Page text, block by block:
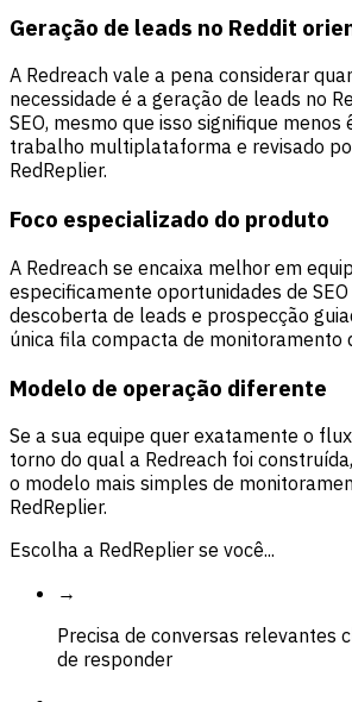
Geração de leads no Reddit
A Redreach vale a pena considerar
necessidade é a geração de leads no
SEO, mesmo que isso signifique
trabalho multiplataforma e revisado
RedReplier.
Foco especializado do produto
A Redreach se encaixa melhor em
especificamente oportunidades de SEO
descoberta de leads e prospecção
única fila compacta de monitoramento
Modelo de operação diferente
Se a sua equipe quer exatamente o
torno do qual a Redreach foi
o modelo mais simples de
RedReplier.
Escolha a RedReplier se você...
→
Precisa de conversas relevantes
de responder